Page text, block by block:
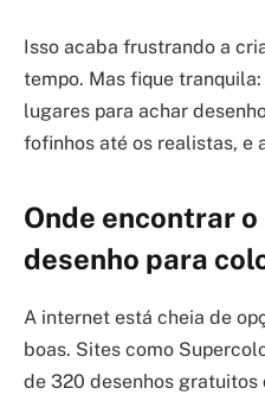
Isso acaba frustrando a
tempo. Mas fique
lugares para achar
fofinhos até os realistas, e
Onde encontrar
desenho para
A internet está cheia de
boas. Sites como
de 320 desenhos